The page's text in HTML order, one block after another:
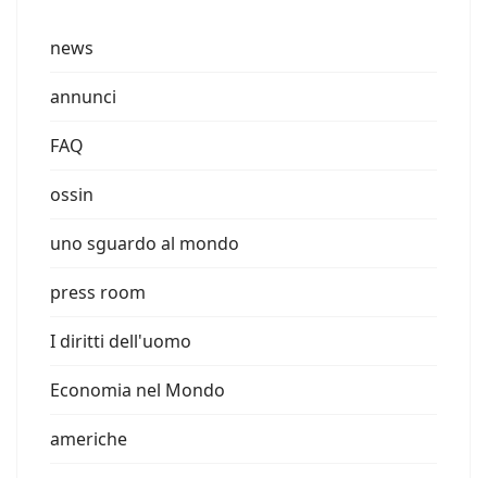
news
annunci
FAQ
ossin
uno sguardo al mondo
press room
I diritti dell'uomo
Economia nel Mondo
americhe